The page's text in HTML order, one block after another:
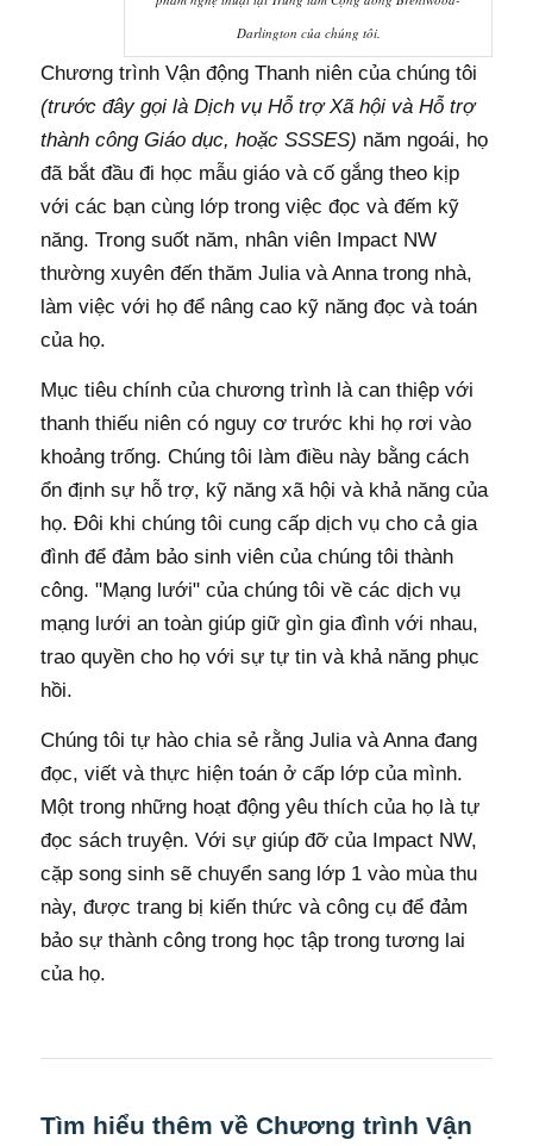
Darlington của chúng tôi.
Chương trình Vận động Thanh niên của chúng tôi
(trước đây gọi là Dịch vụ Hỗ trợ Xã hội và Hỗ trợ
thành công Giáo dục, hoặc SSSES) năm ngoái, họ
đã bắt đầu đi học mẫu giáo và cố gắng theo kịp
với các bạn cùng lớp trong việc đọc và đếm kỹ
năng. Trong suốt năm, nhân viên Impact NW
thường xuyên đến thăm Julia và Anna trong nhà,
làm việc với họ để nâng cao kỹ năng đọc và toán
của họ.
Mục tiêu chính của chương trình là can thiệp với
thanh thiếu niên có nguy cơ trước khi họ rơi vào
khoảng trống. Chúng tôi làm điều này bằng cách
ổn định sự hỗ trợ, kỹ năng xã hội và khả năng của
họ. Đôi khi chúng tôi cung cấp dịch vụ cho cả gia
đình để đảm bảo sinh viên của chúng tôi thành
công. "Mạng lưới" của chúng tôi về các dịch vụ
mạng lưới an toàn giúp giữ gìn gia đình với nhau,
trao quyền cho họ với sự tự tin và khả năng phục
hồi.
Chúng tôi tự hào chia sẻ rằng Julia và Anna đang
đọc, viết và thực hiện toán ở cấp lớp của mình.
Một trong những hoạt động yêu thích của họ là tự
đọc sách truyện. Với sự giúp đỡ của Impact NW,
cặp song sinh sẽ chuyển sang lớp 1 vào mùa thu
này, được trang bị kiến ​​thức và công cụ để đảm
bảo sự thành công trong học tập trong tương lai
của họ.
Tìm hiểu thêm về Chương trình Vận